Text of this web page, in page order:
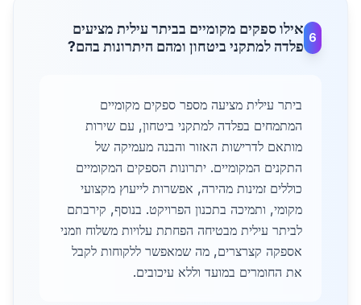
6
אילו ספקים מקומיים בביתר עילית מציעים
פלדה למתקני ביטחון ומהם היתרונות בהם?
ביתר עילית מציעה מספר ספקים מקומיים
המתמחים בפלדה למתקני ביטחון, עם שירות
מותאם לדרישות האזור והבנה מעמיקה של
התקנים המקומיים. יתרונות הספקים המקומיים
כוללים זמינות מהירה, אפשרות לייעוץ מקצועי
מקומי, ותמיכה בתכנון הפרויקט. בנוסף, קירבתם
לביתר עילית מבטיחה הפחתת עלויות משלוח וזמני
אספקה קצרצרים, מה שמאפשר ללקוחות לקבל
את החומרים במועד וללא עיכובים.